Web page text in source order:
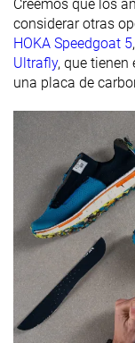
del dibujo de
la suela
Altura de la
suela en la
laboratorio
Altura de la
suela en la
zona del talón
marca
34.1
29.0
Antepié
laboratorio
marca
21.0
Anchuras
Creemos que los
considerar otras
HOKA Speedgoat 5
Ultrafly, que tienen
una placa de